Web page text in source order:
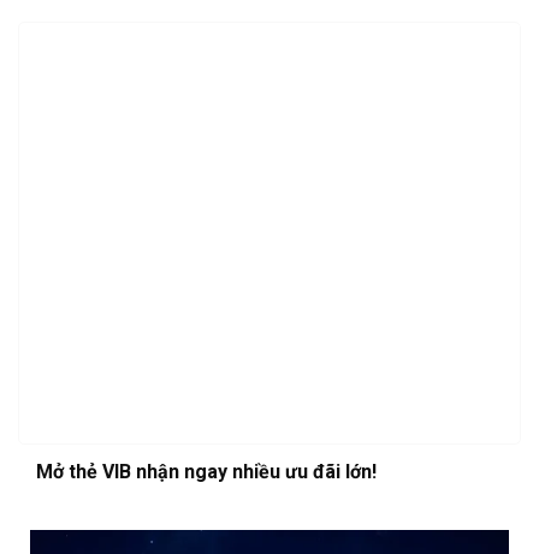
Mở thẻ VIB nhận ngay nhiều ưu đãi lớn!